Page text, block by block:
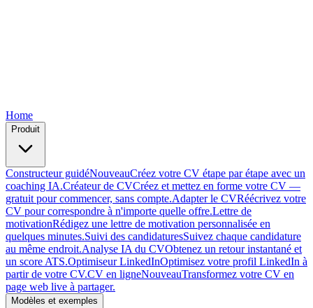
Home
Produit
Constructeur guidéNouveauCréez votre CV étape par étape avec un
coaching IA.Créateur de CVCréez et mettez en forme votre CV —
gratuit pour commencer, sans compte.Adapter le CVRéécrivez votre
CV pour correspondre à n'importe quelle offre.Lettre de
motivationRédigez une lettre de motivation personnalisée en
quelques minutes.Suivi des candidaturesSuivez chaque candidature
au même endroit.Analyse IA du CVObtenez un retour instantané et
un score ATS.Optimiseur LinkedInOptimisez votre profil LinkedIn à
partir de votre CV.CV en ligneNouveauTransformez votre CV en
page web live à partager.
Modèles et exemples